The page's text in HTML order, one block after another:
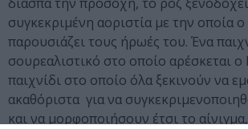
συγκεκριμένη αοριστία με την οποία
παρουσιάζει τους ήρωές του. Ένα
σουρεαλιστικό στο οποίο αρέσκεται
παιχνίδι στο οποίο όλα ξεκινούν να
ακαθόριστα για να
και να μορφοποιήσουν έτσι το